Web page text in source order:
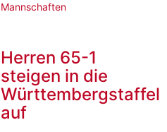
Mannschaften
Herren 65-1
steigen in die
Württembergstaffel
auf